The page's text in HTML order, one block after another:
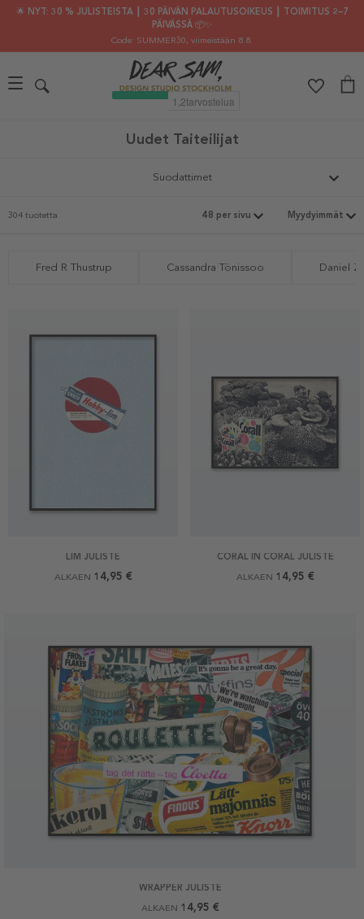
🌟 NYT: 30 % JULISTEISTA ┃ 30 PÄIVÄN PALAUTUSOIKEUS ┃ TOIMITUS 2–7
PÄIVÄSSÄ 📦✨
Code: SUMMER30, viimeistään 8.8.
Uudet Taiteilijat
Suodattimet
304 tuotetta
Fred R Thustrup Cassandra Tönissoo Daniel
LIM JULISTE
ALKAEN 14,95 €
WRAPPER JULISTE
ALKAEN 14,95 €
CORAL IN CORAL JULISTE
ALKAEN 14,95 €